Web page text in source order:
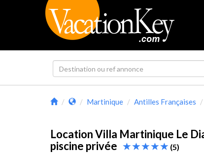
Martinique Antilles Françaises
Location Villa Martinique Le
piscine privée
(5)